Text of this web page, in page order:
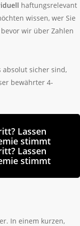
haftungsrelevant
wissen, wer Sie
wir über Zahlen
sicher sind,
bewährter 4-
Lassen
stimmt
Lassen
stimmt
In einem kurzen,